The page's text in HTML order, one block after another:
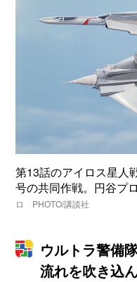
第13話のアイロス星人
号の共同作戦。円谷
ロ PHOTO/講談社
ウルトラ警備
流れを吹き込